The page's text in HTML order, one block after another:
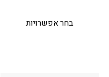
בחר אפשרויות